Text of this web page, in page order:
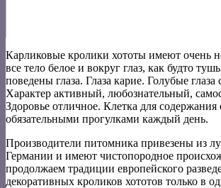
Карликовые кролики хототы имеют очень
все тело белое и вокруг глаз, как будто
поведены глаза. Глаза карие. Голубые глаза
Характер активный, любознательный,
Здоровье отличное. Клетка для
обязательными прогулками каждый день.
Производители питомника привезены из
Германии и имеют чистопородное
продолжаем традиции европейского
декоративных кроликов хототов только в